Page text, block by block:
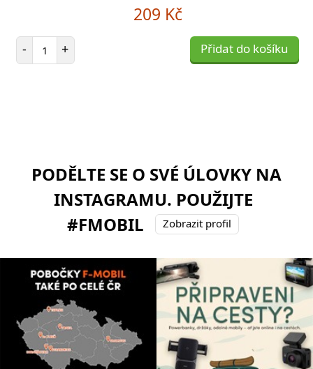
209 Kč
- Počet položek
+ Přidat do košíku
PODĚLTE SE O SVÉ ÚLOVKY NA
INSTAGRAMU. POUŽIJTE
#FMOBIL
Zobrazit profil